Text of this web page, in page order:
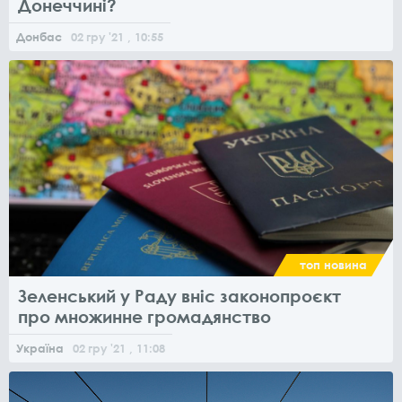
Донеччині?
Донбас 02 гру '21 , 10:55
топ новина
Зеленський у Раду вніс законопроєкт
про множинне громадянство
Україна 02 гру '21 , 11:08